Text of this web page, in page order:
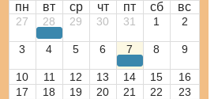
пн вт ср чт пт сб вс
27 28 29 30 31 1 2
3 4 5 6 7 8 9
10 11 12 13 14 15
16
17
18 19 20 21 22
23